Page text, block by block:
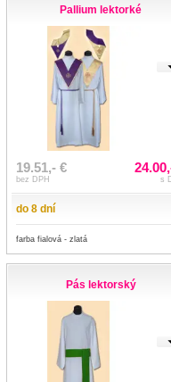
Pallium lektorké
19.51,- €
bez DPH s
do 8 dní
farba fialová - zlatá
Pás lektorský